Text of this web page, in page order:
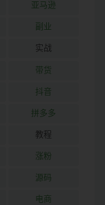
亚马逊
副业
实战
带货
抖音
拼多多
教程
涨粉
源码
电商